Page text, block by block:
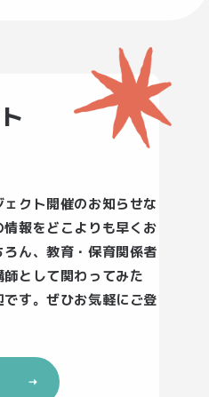
クト開催のお知らせな
報をどこよりも早くお
ん、教育・保育関係者
として関わってみた
す。ぜひお気軽にご登